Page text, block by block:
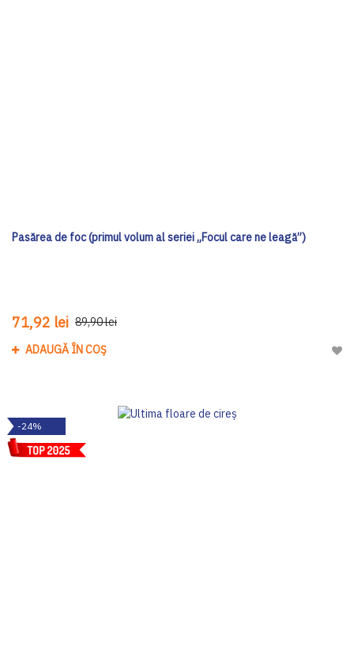
Pasărea de foc (primul volum al seriei „Focul care ne leagă”)
71,92 lei 89,90 lei
ADAUGĂ ÎN COȘ
-24%